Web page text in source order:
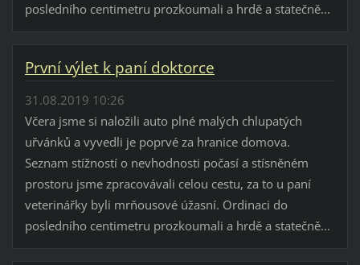
posledního centimetru prozkoumali a hrdě a statečně...
První výlet k paní doktorce
31.08.2019 10:26
Včera jsme si naložili auto plné malých chlupatých
uřvánků a vyvedli je poprvé za hranice domova.
Seznam stížností o nevhodnosti počasí a stísněném
prostoru jsme zpracovávali celou cestu, za to u paní
veterinářky byli mrňousové úžasní. Ordinaci do
posledního centimetru prozkoumali a hrdě a statečně...